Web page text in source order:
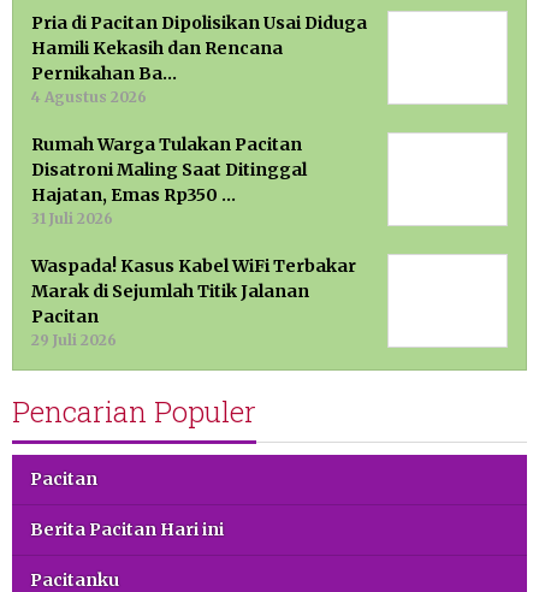
Pria di Pacitan Dipolisikan Usai Diduga
Hamili Kekasih dan Rencana
Pernikahan Ba…
4 Agustus 2026
Rumah Warga Tulakan Pacitan
Disatroni Maling Saat Ditinggal
Hajatan, Emas Rp350 …
31 Juli 2026
Waspada! Kasus Kabel WiFi Terbakar
Marak di Sejumlah Titik Jalanan
Pacitan
29 Juli 2026
Pencarian Populer
Pacitan
Berita Pacitan Hari ini
Pacitanku